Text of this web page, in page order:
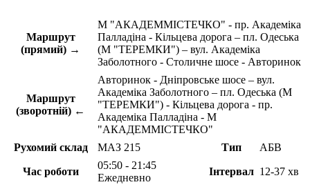
Маршрут
(прямий) →
М "АКАДЕММІСТЕЧКО" - пр. Академіка
Палладіна - Кільцева дорога – пл. Одеська
(М "ТЕРЕМКИ") – вул. Академіка
Заболотного - Столичне шосе - Авторинок
Маршрут
(зворотній) ←
Авторинок - Дніпровське шосе – вул.
Академіка Заболотного – пл. Одеська (М
"ТЕРЕМКИ") - Кільцева дорога - пр.
Академіка Палладіна - М
"АКАДЕММІСТЕЧКО"
Рухомий склад
МАЗ 215 Тип АБВ
Час роботи
05:50 - 21:45
Ежедневно
Інтервал 12-37 хв